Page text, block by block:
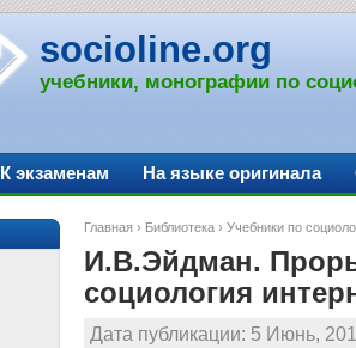
socioline.org
учебники, монографии по
Главная › Библиотека › Учебники по
И.В.Эйдман.
социология
Дата публикации: 5 Июнь,
К экзаменам На языке оригинала